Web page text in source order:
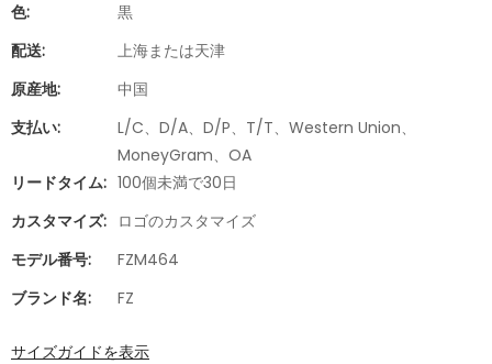
色:
黒
配送:
上海または天津
原産地:
中国
支払い:
L/C、D/A、D/P、T/T、Western Union、
MoneyGram、OA
リードタイム: 100個未満で30日
カスタマイズ: ロゴのカスタマイズ
モデル番号:
FZM464
ブランド名:
FZ
サイズガイドを表示